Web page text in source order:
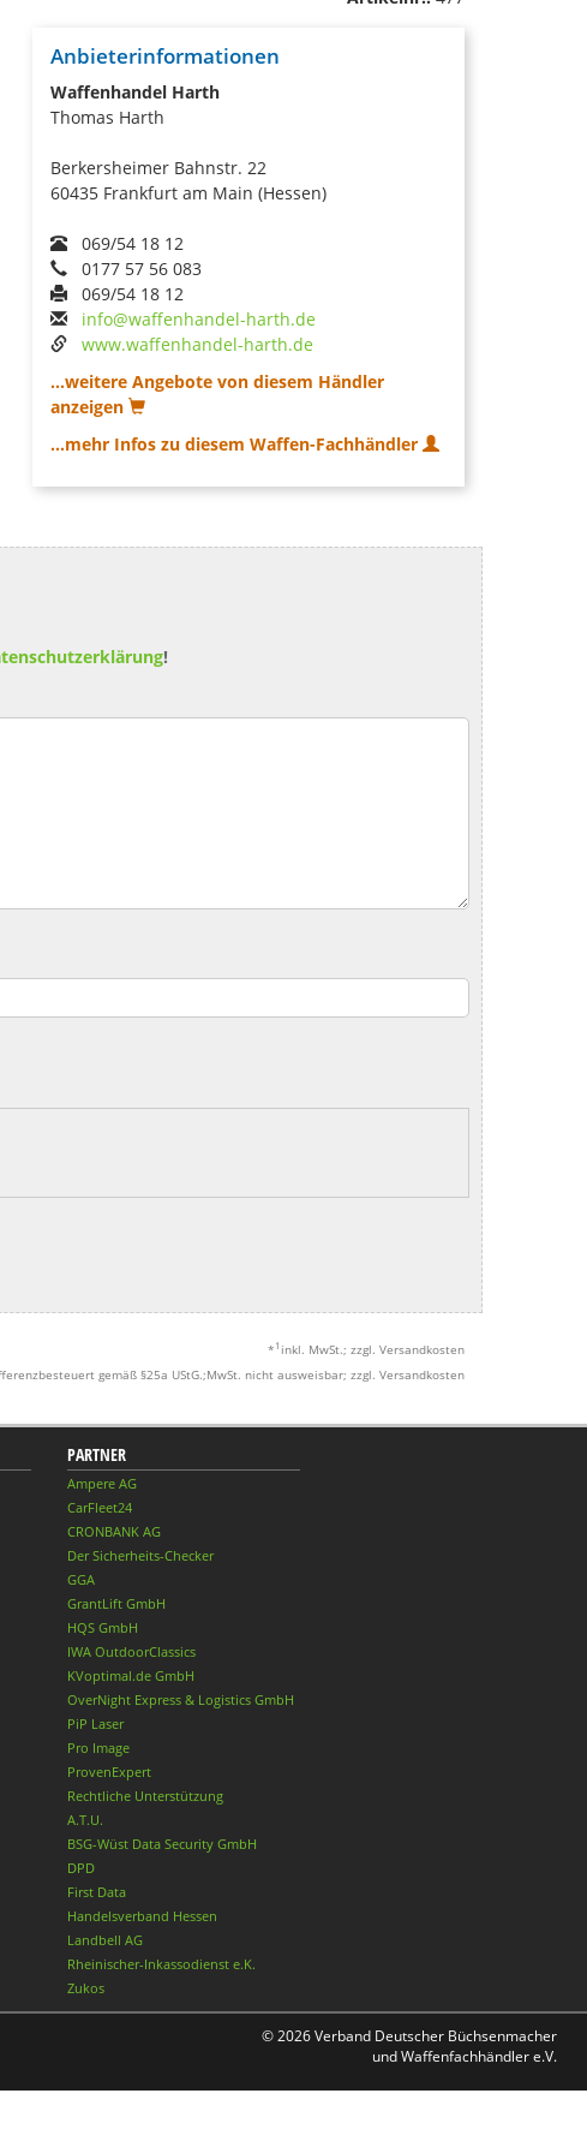
Anbieterinformationen
Waffenhandel Harth
Thomas Harth
Berkersheimer Bahnstr. 22
60435 Frankfurt am Main (Hessen)
069/54 18 12
0177 57 56 083
069/54 18 12
info@waffenhandel-harth.de
www.waffenhandel-harth.de
...weitere Angebote von diesem Händler
anzeigen
...mehr Infos zu diesem Waffen-Fachhändler
!
* 1 inkl. MwSt.; zzgl. Versandkosten
gemäß §25a UStG.;MwSt. nicht ausweisbar; zzgl. Versandkosten
PARTNER
Ampere AG
CarFleet24
CRONBANK AG
Der Sicherheits-Checker
GGA
GrantLift GmbH
HQS GmbH
IWA OutdoorClassics
KVoptimal.de GmbH
OverNight Express & Logistics GmbH
PiP Laser
Pro Image
ProvenExpert
Rechtliche Unterstützung
A.T.U.
BSG-Wüst Data Security GmbH
DPD
First Data
Handelsverband Hessen
Landbell AG
Rheinischer-Inkassodienst e.K.
Zukos
© 2026 Verband Deutscher Büchsenmacher
und Waffenfachhändler e.V.